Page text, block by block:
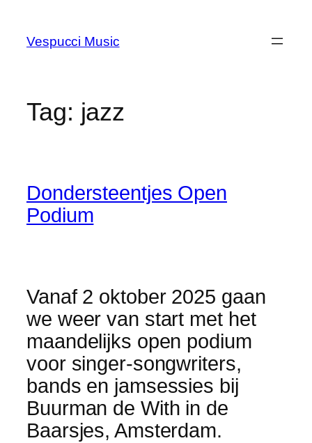
content
Vespucci Music
Tag: jazz
Dondersteentjes Open
Podium
Vanaf 2 oktober 2025 gaan
we weer van start met het
maandelijks open podium
voor singer-songwriters,
bands en jamsessies bij
Buurman de With in de
Baarsjes, Amsterdam.